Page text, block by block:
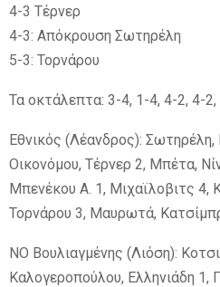
4-3 Τέρνερ
4-3: Απόκρουση Σωτηρέλη
5-3: Τορνάρου
Τα οκτάλεπτα: 3-4, 1-4, 4-2, 4-2,
Εθνικός (Λέανδρος):
Οικονόμου, Τέρνερ 2, Μπέτα,
Μπενέκου Α. 1, Μιχαϊλοβιτς 4,
Τορνάρου 3, Μαυρωτά,
ΝΟ Βουλιαγμένης (Λιόση):
Καλογεροπούλου, Ελληνιάδη 1,